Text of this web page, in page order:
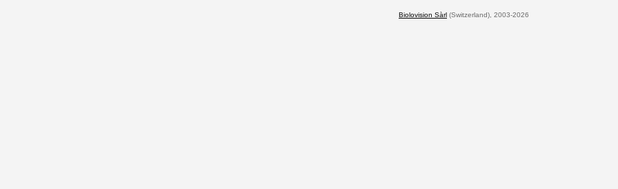
Biolovision Sàrl (Switzerland), 2003-2026